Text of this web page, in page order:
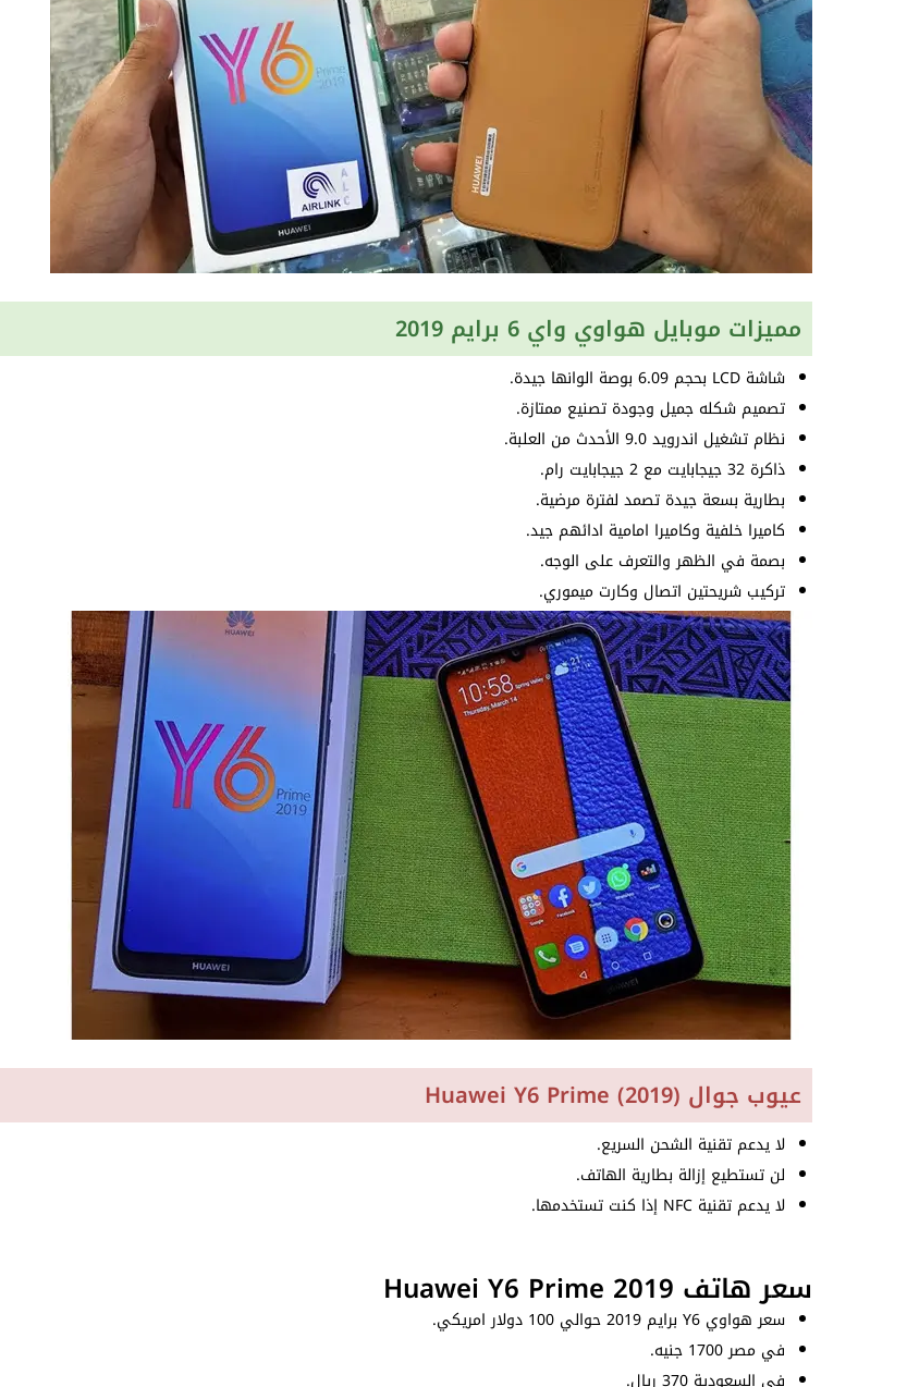
مميزات موبايل هواوي واي 6 برايم 2019
شاشة LCD بحجم 6.09 بوصة الوانها جيدة.
تصميم شكله جميل وجودة تصنيع ممتازة.
نظام تشغيل اندرويد 9.0 الأحدث من العلبة.
ذاكرة 32 جيجابايت مع 2 جيجابايت رام.
بطارية بسعة جيدة تصمد لفترة مرضية.
كاميرا خلفية وكاميرا امامية ادائهم جيد.
بصمة في الظهر والتعرف على الوجه.
تركيب شريحتين اتصال وكارت ميموري.
عيوب جوال Huawei Y6 Prime (2019)
لا يدعم تقنية الشحن السريع.
لن تستطيع إزالة بطارية الهاتف.
لا يدعم تقنية NFC إذا كنت تستخدمها.
سعر هاتف Huawei Y6 Prime 2019
سعر هواوي Y6 برايم 2019 حوالي 100 دولار امريكي.
في مصر 1700 جنيه.
في السعودية 370 ريال.